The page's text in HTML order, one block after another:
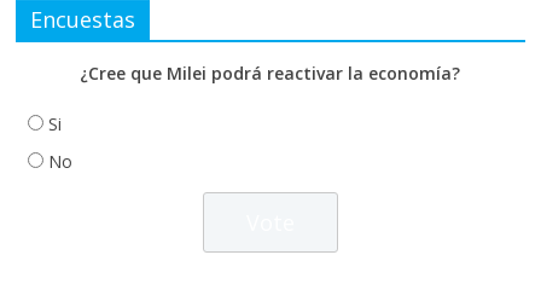
Encuestas
¿Cree que Milei podrá reactivar la economía?
Si
No